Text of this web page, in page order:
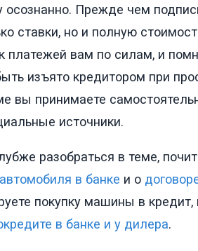
осознанно. Прежде чем
ставки, но и полную
платежей вам по силам, и
изъято кредитором при
вы принимаете
источники.
разобраться в теме,
в банке и о
покупку машины в
в банке и у дилера.